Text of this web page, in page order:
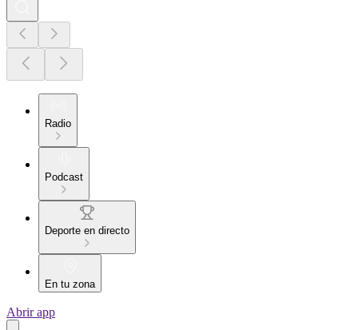
Radio
Podcast
Deporte en directo
En tu zona
Abrir app